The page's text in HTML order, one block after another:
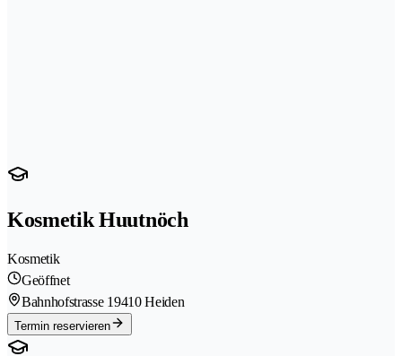
Kosmetik Huutnöch
Kosmetik
Geöffnet
Bahnhofstrasse 19410 Heiden
Termin reservieren